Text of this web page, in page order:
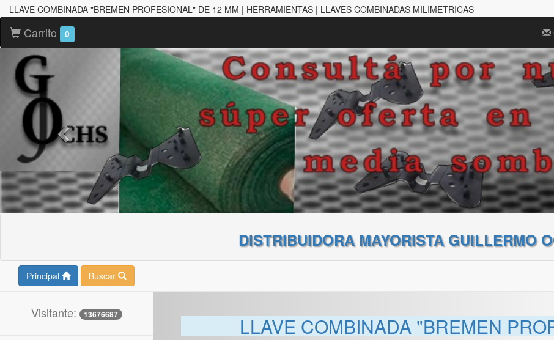
LLAVE COMBINADA "BREMEN PROFESIONAL" DE 12 MM | HERRAMIENTAS | LLAVES COMBINADAS MILIMETRICAS
Carrito 0
DISTRIBUIDORA MAYORISTA GUILLERMO
Principal Buscar
Visitante: 13676687 LLAVE COMBINADA "BREMEN